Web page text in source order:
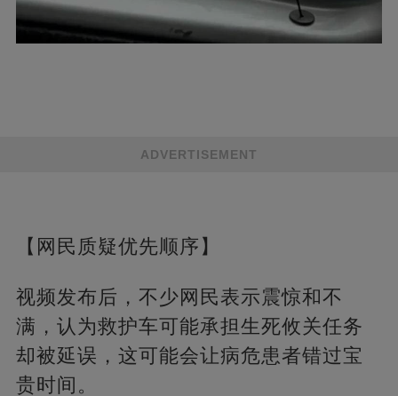
ADVERTISEMENT
【网民质疑优先顺序】
视频发布后，不少网民表示震惊和不
满，认为救护车可能承担生死攸关任务
却被延误，这可能会让病危患者错过宝
贵时间。